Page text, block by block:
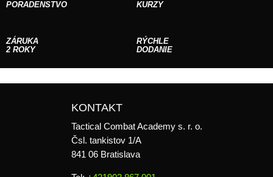
PORADENSTVO
KURZY
ZÁRUKA
2 ROKY
RÝCHLE
DODANIE
KONTAKT
Tactical Combat Academy s. r. o.
Čsl. tankistov 1/A
841 06 Bratislava